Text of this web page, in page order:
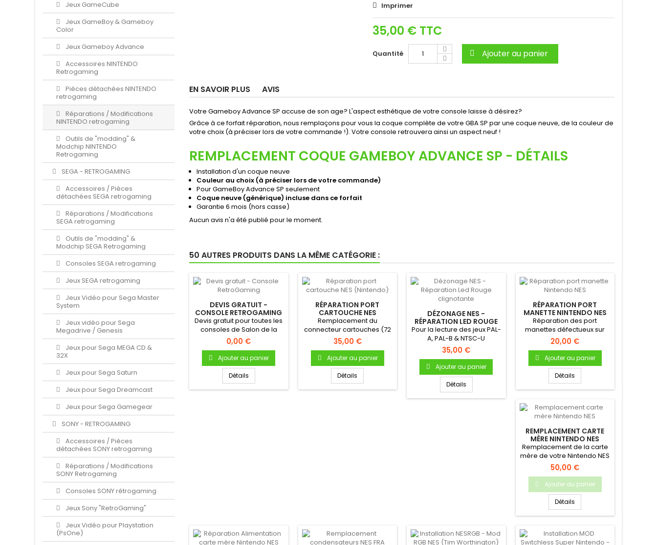
Jeux GameCube
Jeux GameBoy & Gameboy
Color
Jeux Gameboy Advance
Accessoires NINTENDO
Retrogaming
Pièces détachées NINTENDO
retrogaming
Réparations / Modifications
NINTENDO retrogaming
Outils de "modding" &
Modchip NINTENDO
Retrogaming
SEGA - RETROGAMING
Accessoires / Pièces
détachées SEGA retrogaming
Réparations / Modifications
SEGA retrogaming
Outils de "modding" &
Modchip SEGA Retrogaming
Consoles SEGA retrogaming
Jeux SEGA retrogaming
Jeux Vidéo pour Sega Master
System
Jeux vidéo pour Sega
Megadrive / Genesis
Jeux pour Sega MEGA CD &
32X
Jeux pour Sega Saturn
Jeux pour Sega Dreamcast
Jeux pour Sega Gamegear
SONY - RETROGAMING
Accessoires / Pièces
détachées SONY retrogaming
Réparations / Modifications
SONY Retrogaming
Consoles SONY rétrogaming
Jeux Sony "RetroGaming"
Jeux Vidéo pour Playstation
(PsOne)
Imprimer
35,00 € TTC
Quantité Ajouter au panier
EN SAVOIR PLUS AVIS
Votre Gameboy Advance SP accuse de son age? L'aspect esthétique de votre console laisse à désirez?
Grâce à ce forfait réparation, nous remplaçons pour vous la coque complète de votre GBA SP par une coque neuve, de la couleur de
votre choix (à préciser lors de votre commande !). Votre console retrouvera ainsi un aspect neuf !
REMPLACEMENT COQUE GAMEBOY ADVANCE SP - DÉTAILS
Installation d'un coque neuve
Couleur au choix (à préciser lors de votre commande)
Pour GameBoy Advance SP seulement
Coque neuve (générique) incluse dans ce forfait
Garantie 6 mois (hors casse)
Aucun avis n'a été publié pour le moment.
50 AUTRES PRODUITS DANS LA MÊME CATÉGORIE :
DEVIS GRATUIT -
CONSOLE RETROGAMING
Devis gratuit pour toutes les
consoles de Salon de la
marque Nintendo !
0,00 €
Ajouter au panier
Détails
RÉPARATION PORT
CARTOUCHE NES
(NINTENDO)
Remplacement du
connecteur cartouches (72
pins) - Permet de corriger
les...
35,00 €
Ajouter au panier
Détails
DÉZONAGE NES -
RÉPARATION LED ROUGE
CLIGNOTANTE
Pour la lecture des jeux PAL-
A, PAL-B & NTSC-U
35,00 €
Ajouter au panier
Détails
RÉPARATION PORT
MANETTE NINTENDO NES
Réparation des port
manettes défectueux sur
votre NES
20,00 €
Ajouter au panier
Détails
REMPLACEMENT CARTE
MÈRE NINTENDO NES
Remplacement de la carte
mère de votre Nintendo NES
50,00 €
Ajouter au panier
Détails